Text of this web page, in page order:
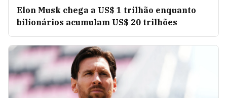
Elon Musk chega a US$ 1 trilhão enquanto
bilionários acumulam US$ 20 trilhões